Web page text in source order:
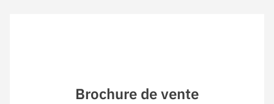
Brochure de vente